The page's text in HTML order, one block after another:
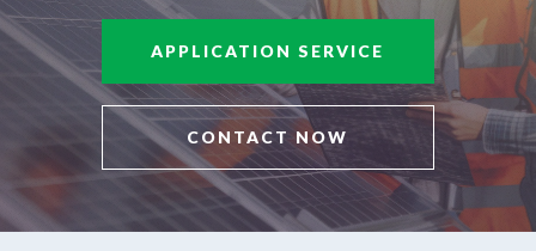
APPLICATION SERVICE
CONTACT NOW